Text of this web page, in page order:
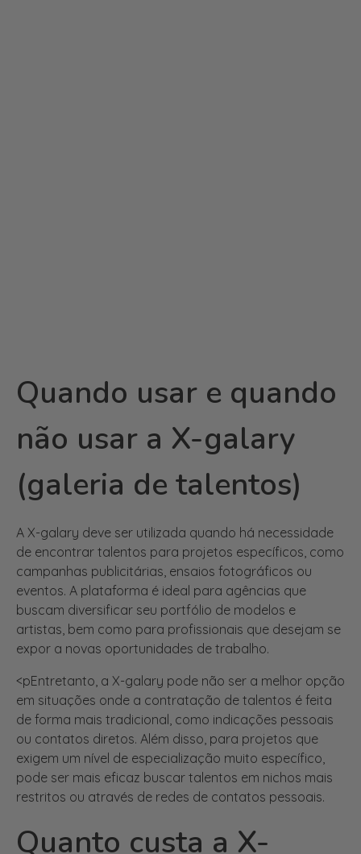
não usar a X-galary
(galeria de talentos)
A X-galary deve ser utilizada quando há necessidade
campanhas publicitárias, ensaios fotográficos ou
eventos. A plataforma é ideal para agências que
buscam diversificar seu portfólio de modelos e
artistas, bem como para profissionais que desejam se
expor a novas oportunidades de trabalho.
<pEntretanto, a X-galary pode não ser a melhor opção
de forma mais tradicional, como indicações pessoais
ou contatos diretos. Além disso, para projetos que
exigem um nível de especialização muito específico,
pode ser mais eficaz buscar talentos em nichos mais
restritos ou através de redes de contatos pessoais.
Quanto custa a X-